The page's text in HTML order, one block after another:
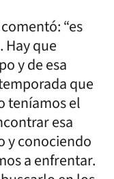
“es
Hay que
y de esa
que
teníamos el
esa
y conociendo
a enfrentar.